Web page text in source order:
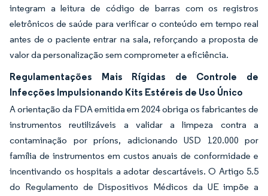
integram a leitura de código de barras com os registros
eletrônicos de saúde para verificar o conteúdo em tempo real
antes de o paciente entrar na sala, reforçando a proposta de
valor da personalização sem comprometer a eficiência.
Regulamentações Mais Rígidas de Controle de
Infecções Impulsionando Kits Estéreis de Uso Único
A orientação da FDA emitida em 2024 obriga os fabricantes de
instrumentos reutilizáveis a validar a limpeza contra a
contaminação por príons, adicionando USD 120.000 por
família de instrumentos em custos anuais de conformidade e
incentivando os hospitais a adotar descartáveis. O Artigo 5.5
do Regulamento de Dispositivos Médicos da UE impõe a